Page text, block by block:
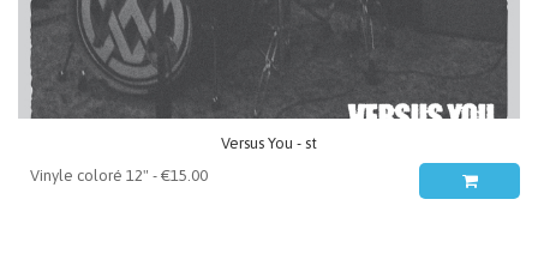
Versus You - st